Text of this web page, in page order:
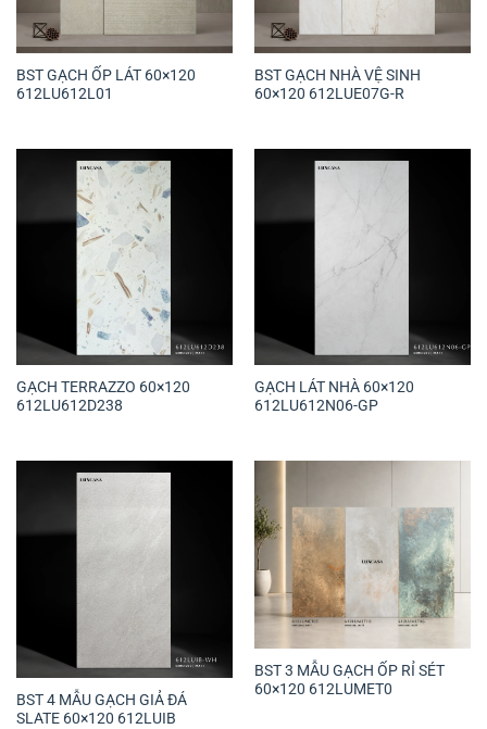
BST GẠCH ỐP LÁT 60×120
612LU612L01
BST GẠCH NHÀ VỆ SINH
60×120 612LUE07G-R
GẠCH TERRAZZO 60×120
612LU612D238
GẠCH LÁT NHÀ 60×120
612LU612N06-GP
BST 4 MẪU GẠCH GIẢ ĐÁ
SLATE 60×120 612LUIB
BST 3 MẪU GẠCH ỐP RỈ SÉT
60×120 612LUMET0